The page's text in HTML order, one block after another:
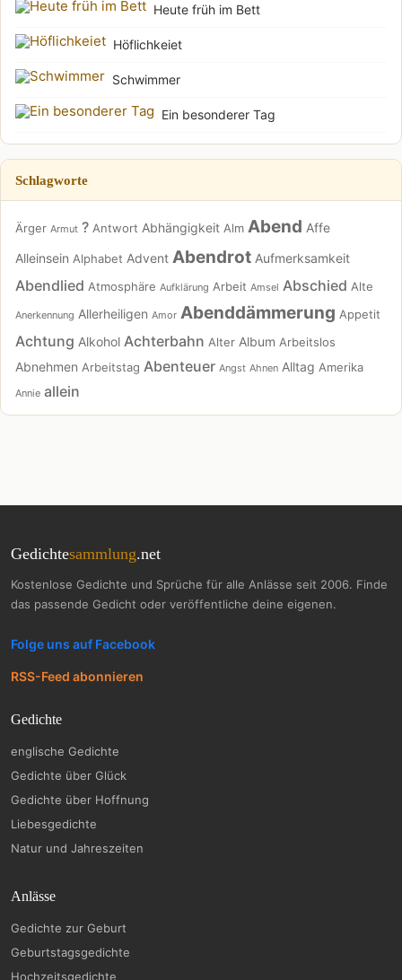
Heute früh im Bett
Höflichkeiet
Schwimmer
Ein besonderer Tag
Schlagworte
Ärger Armut ? Antwort Abhängigkeit Alm Abend Affe
Alleinsein Alphabet Advent Abendrot Aufmerksamkeit
Abendlied Atmosphäre Aufklärung Arbeit Amsel Abschied Alte
Anerkennung Allerheiligen Amor Abenddämmerung Appetit
Achtung Alkohol Achterbahn Alter Album Arbeitslos
Abnehmen Arbeitstag Abenteuer Angst Ahnen Alltag Amerika
Annie allein
Gedichtesammlung.net
Kostenlose Gedichte und Sprüche für alle Anlässe seit 2006. Finde
das passende Gedicht oder veröffentliche deine eigenen.
Folge uns auf Facebook
RSS-Feed abonnieren
Gedichte
englische Gedichte
Gedichte über Glück
Gedichte über Hoffnung
Liebesgedichte
Natur und Jahreszeiten
Anlässe
Gedichte zur Geburt
Geburtstagsgedichte
Hochzeitsgedichte